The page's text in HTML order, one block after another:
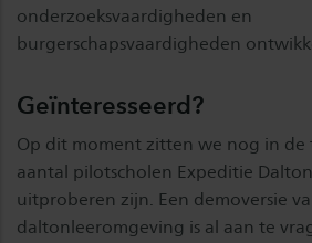
onderzoeksvaardigheden en
burgerschapsvaardigheden
Geïnteresseerd?
Op dit moment zitten we nog in de
aantal pilotscholen Expeditie
uitproberen zijn. Een demoversie
daltonleeromgeving is al aan te